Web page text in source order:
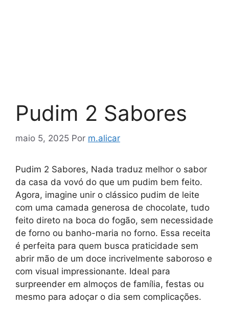
Pudim 2 Sabores
maio 5, 2025 Por m.alicar
Pudim 2 Sabores, Nada traduz melhor o sabor
da casa da vovó do que um pudim bem feito.
Agora, imagine unir o clássico pudim de leite
com uma camada generosa de chocolate, tudo
feito direto na boca do fogão, sem necessidade
de forno ou banho-maria no forno. Essa receita
é perfeita para quem busca praticidade sem
abrir mão de um doce incrivelmente saboroso e
com visual impressionante. Ideal para
surpreender em almoços de família, festas ou
mesmo para adoçar o dia sem complicações.